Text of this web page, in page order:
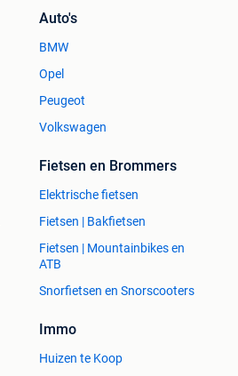
Auto's
BMW
Opel
Peugeot
Volkswagen
Fietsen en Brommers
Elektrische fietsen
Fietsen | Bakfietsen
Fietsen | Mountainbikes en
ATB
Snorfietsen en Snorscooters
Immo
Huizen te Koop